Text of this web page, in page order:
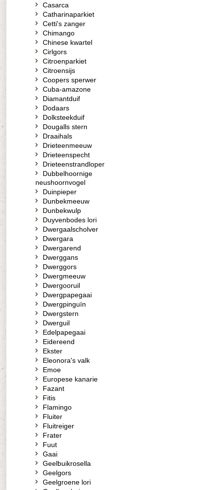
Casarca
Catharinaparkiet
Cetti's zanger
Chimango
Chinese kwartel
Cirlgors
Citroenparkiet
Citroensijs
Coopers sperwer
Cuba-amazone
Diamantduif
Dodaars
Dolksteekduif
Dougalls stern
Draaihals
Drieteenmeeuw
Drieteenspecht
Drieteenstrandloper
Dubbelhoornige
neushoornvogel
Duinpieper
Dunbekmeeuw
Dunbekwulp
Duyvenbodes lori
Dwergaalscholver
Dwergara
Dwergarend
Dwerggans
Dwerggors
Dwergmeeuw
Dwergooruil
Dwergpapegaai
Dwergpinguïn
Dwergstern
Dwerguil
Edelpapegaai
Eidereend
Ekster
Eleonora's valk
Emoe
Europese kanarie
Fazant
Fitis
Flamingo
Fluiter
Fluitreiger
Frater
Fuut
Gaai
Geelbuikrosella
Geelgors
Geelgroene lori